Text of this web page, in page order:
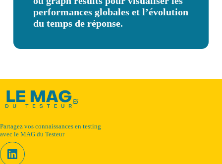
performances globales et l’évolution
du temps de réponse.
Partagez vos connaissances en testing
avec le MAG du Testeur